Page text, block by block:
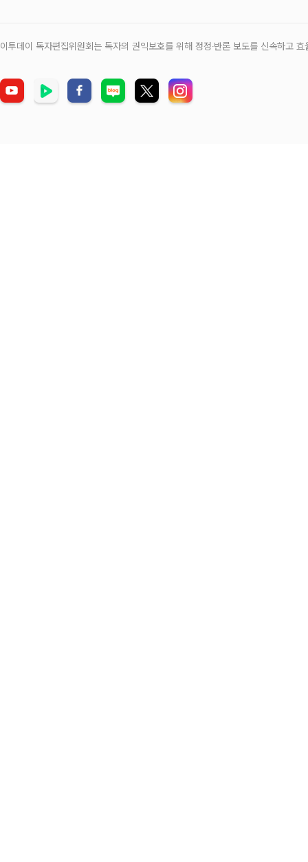
이투데이 독자편집위원회는 독자의 권익보호를 위해 정정‧반론 보도를 신속하고